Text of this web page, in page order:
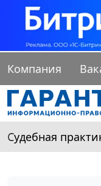
Компания
Судебная